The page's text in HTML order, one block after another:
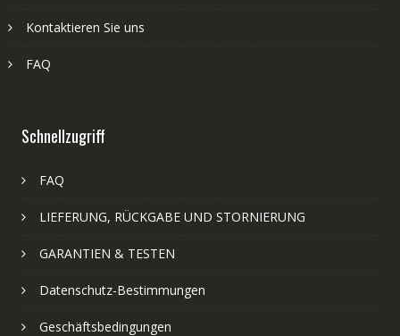
Kontaktieren Sie uns
FAQ
Schnellzugriff
FAQ
LIEFERUNG, RÜCKGABE UND STORNIERUNG
GARANTIEN & TESTEN
Datenschutz-Bestimmungen
Geschäftsbedingungen